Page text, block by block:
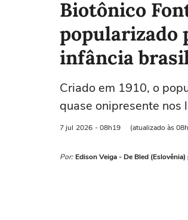
Biotônico
popularizado
infância
Criado em 1910, o
quase onipresente nos
7 jul 2026 - 08h19 (atualizado às
Por: Edison Veiga - De Bled